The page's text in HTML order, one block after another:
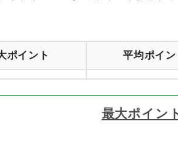
クリプトモール）のポイント推
リプトモール）
のポイント推移グ
平均ポイ